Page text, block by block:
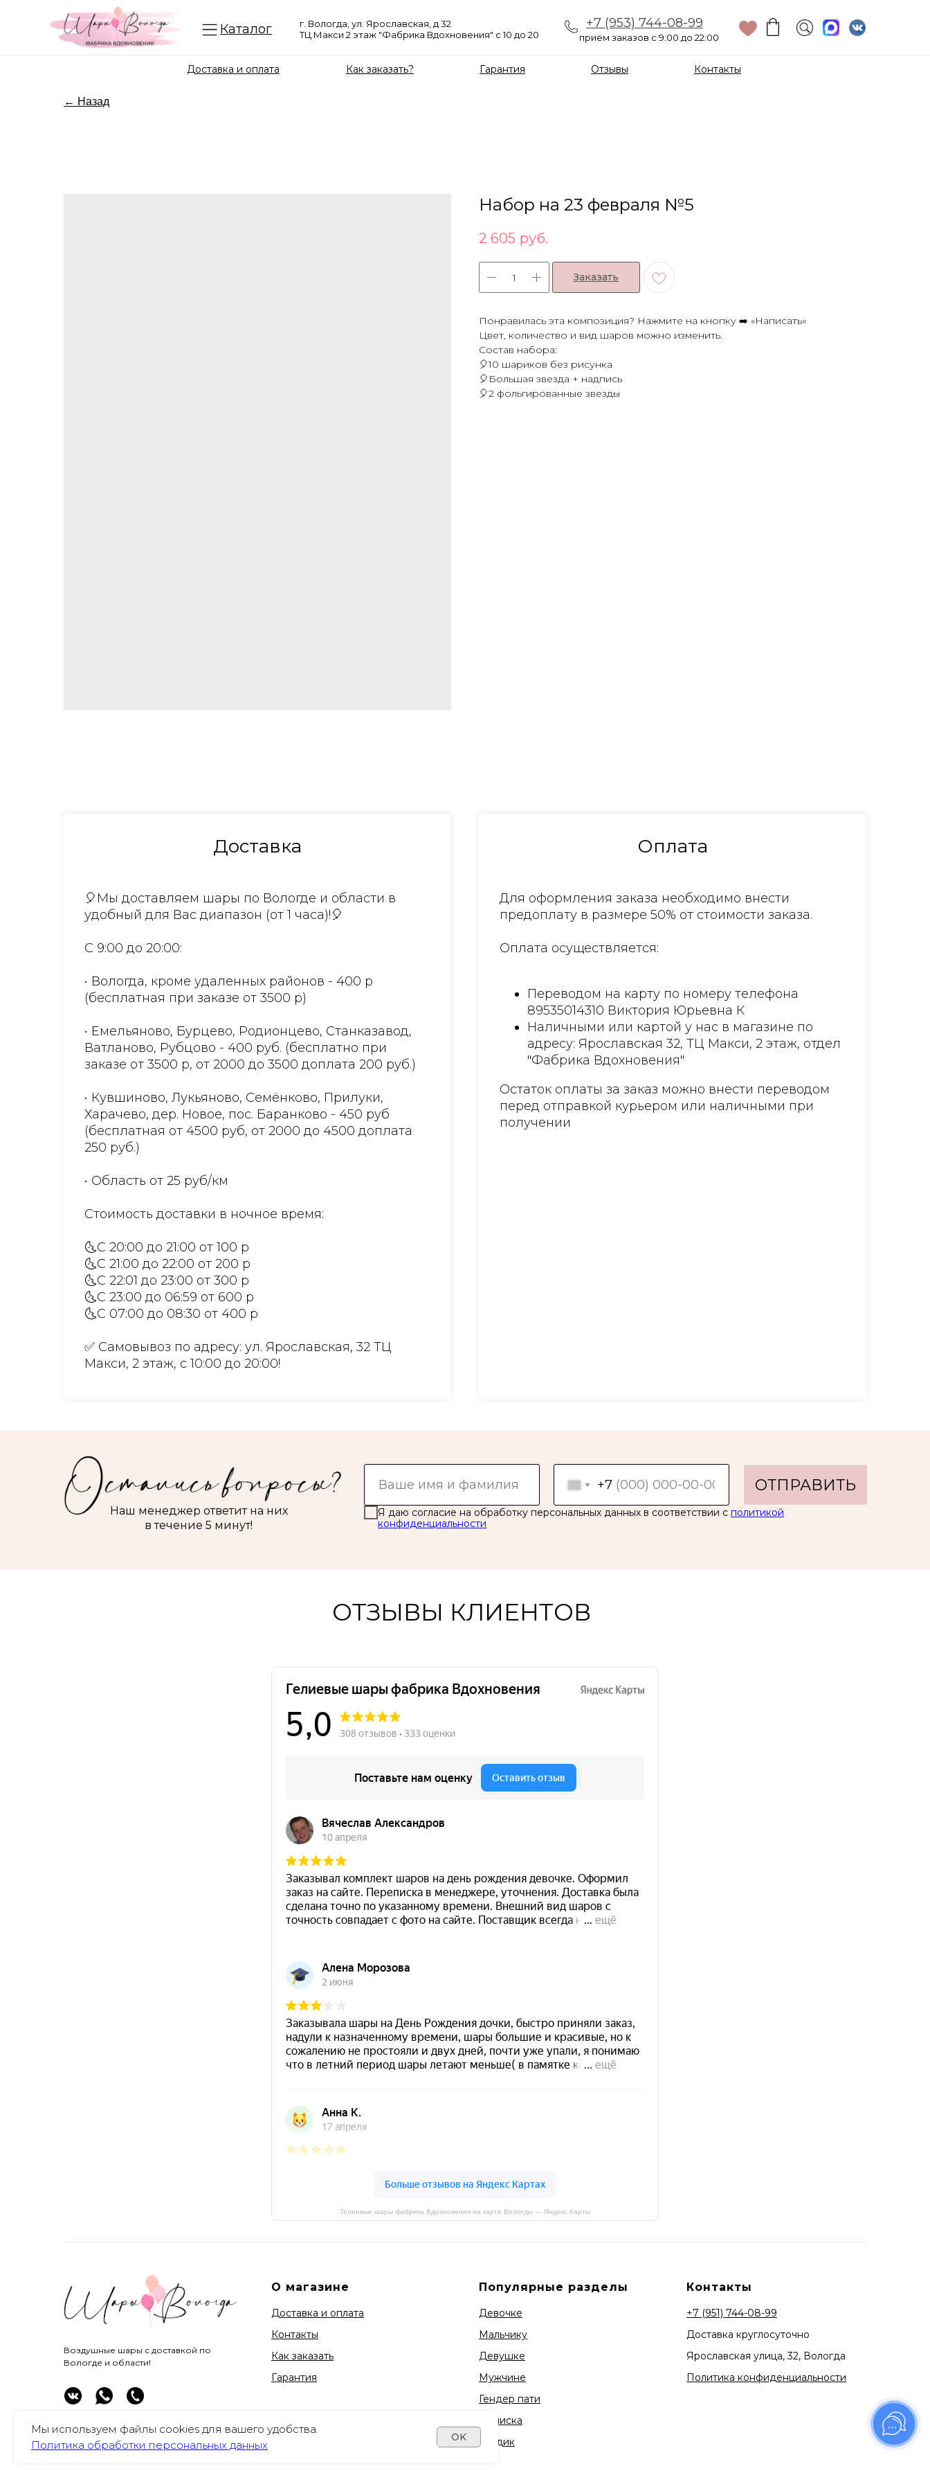
+7 (953) 744-08-99
Каталог
приём заказов с 9:00 до 22:00
г. Вологда, ул. Ярославская, д 32
ТЦ Макси 2 этаж "Фабрика Вдохновения" с 10 до 20
Доставка и оплата Как заказать? Гарантия Отзывы Контакты
← Назад
Набор на 23 февраля №5
2 605 руб.
Заказать
Понравилась эта композиция? Нажмите на кнопку ➡️ «Написать»
Цвет, количество и вид шаров можно изменить.
Состав набора:
🎈10 шариков без рисунка
🎈Большая звезда + надпись
🎈2 фольгированные звезды
Доставка
🎈Мы доставляем шары по Вологде и области в
удобный для Вас диапазон (от 1 часа)!🎈
С 9:00 до 20:00:
• Вологда, кроме удаленных районов - 400 р
(бесплатная при заказе от 3500 р)
• Емельяново, Бурцево, Родионцево, Станказавод,
Ватланово, Рубцово - 400 руб. (бесплатно при
заказе от 3500 р, от 2000 до 3500 доплата 200 руб.)
• Кувшиново, Лукьяново, Семёнково, Прилуки,
Харачево, дер. Новое, пос. Баранково - 450 руб
(бесплатная от 4500 руб, от 2000 до 4500 доплата
250 руб.)
• Область от 25 руб/км
Стоимость доставки в ночное время:
🌜С 20:00 до 21:00 от 100 р
🌜С 21:00 до 22:00 от 200 р
🌜С 22:01 до 23:00 от 300 р
🌜С 23:00 до 06:59 от 600 р
🌜С 07:00 до 08:30 от 400 р
✅ Самовывоз по адресу: ул. Ярославская, 32 ТЦ
Макси, 2 этаж, с 10:00 до 20:00!
Оплата
Для оформления заказа необходимо внести
предоплату в размере 50% от стоимости заказа.
Оплата осуществляется:
Переводом на карту по номеру телефона
89535014310 Виктория Юрьевна К
Наличными или картой у нас в магазине по
адресу: Ярославская 32, ТЦ Макси, 2 этаж, отдел
"Фабрика Вдохновения"
Остаток оплаты за заказ можно внести переводом
перед отправкой курьером или наличными при
получении
+7
Я даю согласие на обработку персональных данных в соответствии с политикой
конфиденциальности
ОТПРАВИТЬ
Наш менеджер ответит на них
в течение 5 минут!
ОТЗЫВЫ КЛИЕНТОВ
Гелиевые шары фабрика Вдохновения на карте Вологды — Яндекс Карты
Воздушные шары с доставкой по
Вологде и области!
Контакты
+7 (951) 744-08-99
Доставка круглосуточно
Ярославская улица, 32, Вологда
Политика конфиденциальности
О магазине
Доставка и оплата
Контакты
Как заказать
Гарантия
Популярные разделы
Девочке
Мальчику
Девушке
Мужчине
Гендер пати
Выписка
1 годик
Мы используем файлы cookies для вашего удобства.
Политика обработки персональных данных
OK